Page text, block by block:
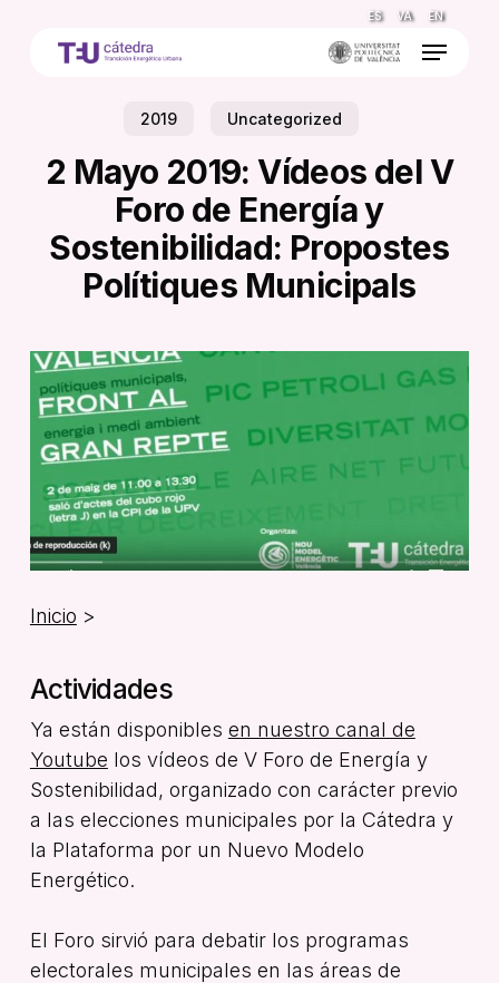
ES VA EN
Menu
2019 Uncategorized
2 Mayo 2019: Vídeos del V
Foro de Energía y
Sostenibilidad: Propostes
Polítiques Municipals
Inicio >
Actividades
Ya están disponibles en nuestro canal de
Youtube los vídeos de V Foro de Energía y
Sostenibilidad, organizado con carácter previo
a las elecciones municipales por la Cátedra y
la Plataforma por un Nuevo Modelo
Energético.
El Foro sirvió para debatir los programas
electorales municipales en las áreas de